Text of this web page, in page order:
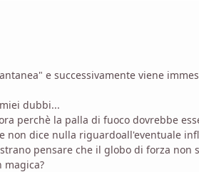
e successivamente viene
dubbi...
perchè la palla di fuoco dovrebbe
non dice nulla riguardoall'eventuale
pensare che il globo di forza non
magica?